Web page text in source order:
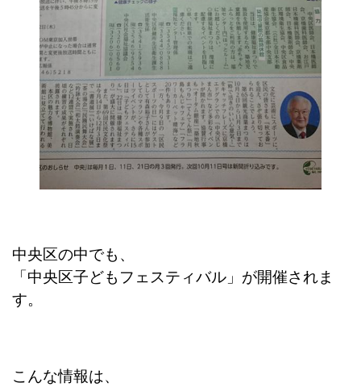
中央区の中でも、
「中央区子どもフェスティバル」が開催されま
す。
こんな情報は、